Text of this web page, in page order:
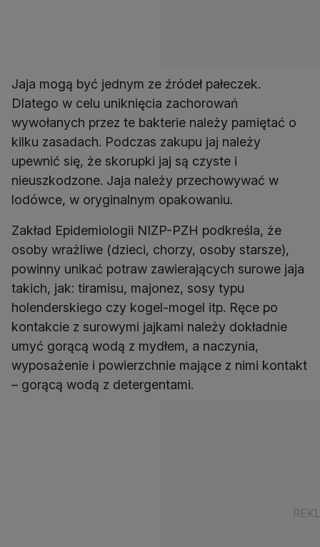
Jaja mogą być jednym ze źródeł pałeczek.
Dlatego w celu uniknięcia zachorowań
wywołanych przez te bakterie należy pamiętać o
kilku zasadach. Podczas zakupu jaj należy
upewnić się, że skorupki jaj są czyste i
nieuszkodzone. Jaja należy przechowywać w
lodówce, w oryginalnym opakowaniu.
Zakład Epidemiologii NIZP-PZH podkreśla, że
osoby wrażliwe (dzieci, chorzy, osoby starsze),
powinny unikać potraw zawierających surowe jaja
takich, jak: tiramisu, majonez, sosy typu
holenderskiego czy kogel-mogel itp. Ręce po
kontakcie z surowymi jajkami należy dokładnie
umyć gorącą wodą z mydłem, a naczynia,
wyposażenie i powierzchnie mające z nimi kontakt
– gorącą wodą z detergentami.